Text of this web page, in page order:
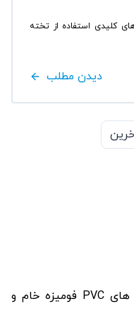
کلیدی استفاده از تخته
دیدن مطلب
آکو، وارد کننده و توزیع کننده ورق های PVC فومیزه خام و